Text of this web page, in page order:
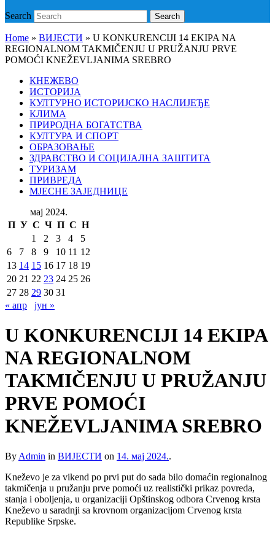
Search Search
Home » ВИЈЕСТИ » U KONKURENCIJI 14 EKIPA NA
REGIONALNOM TAKMIČENJU U PRUŽANJU PRVE
POMOĆI KNEŽEVLJANIMA SREBRO
КНЕЖЕВО
ИСТОРИЈА
КУЛТУРНО ИСТОРИЈСКО НАСЛИЈЕЂЕ
КЛИМА
ПРИРОДНА БОГАТСТВА
КУЛТУРА И СПОРТ
ОБРАЗОВАЊЕ
ЗДРАВСТВО И СОЦИЈАЛНА ЗАШТИТА
ТУРИЗАМ
ПРИВРЕДА
МЈЕСНЕ ЗАЈЕДНИЦЕ
мај 2024.
П У С Ч П С Н
1
2 3 4
5
6
7 8 9 10 11 12
13 14 15 16 17 18 19
20 21 22 23 24 25 26
27 28 29 30 31
« апр
јун »
U KONKURENCIJI 14 EKIPA
NA REGIONALNOM
TAKMIČENJU U PRUŽANJU
PRVE POMOĆI
KNEŽEVLJANIMA SREBRO
By Admin in ВИЈЕСТИ on 14. мај 2024..
Kneževo je za vikend po prvi put do sada bilo domaćin regionalnog
takmičenja u pružanju prve pomoći uz realistički prikaz povreda,
stanja i oboljenja, u organizaciji Opštinskog odbora Crvenog krsta
Kneževo u saradnji sa krovnom organizacijom Crvenog krsta
Republike Srpske.